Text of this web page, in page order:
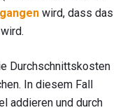
wird, dass das
Durchschnittskosten
In diesem Fall
addieren und durch